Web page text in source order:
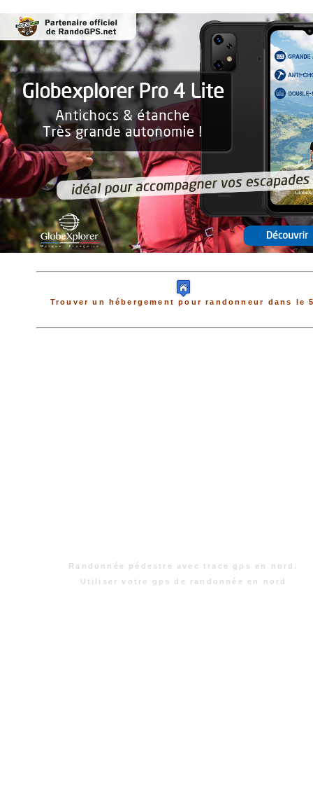
Trouver un hébergement pour randonneur dans le
Randonnée pédestre avec trace gps en nord.
Utiliser votre gps de randonnée en nord